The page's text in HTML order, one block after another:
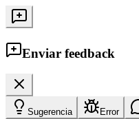
Enviar feedback
Sugerencia Error